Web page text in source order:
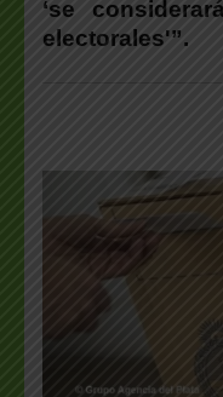
‘se
electorales'”.